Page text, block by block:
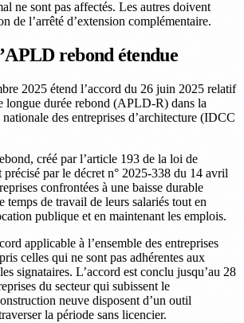
ne sont pas affectés. Les autres doivent
de l’arrêté d’extension complémentaire.
rebond étendue
2025 étend l’accord du 26 juin 2025 relatif
longue durée rebond (APLD-R) dans la
des entreprises d’architecture (IDCC
créé par l’article 193 de la loi de
par le décret n° 2025-338 du 14 avril
confrontées à une baisse durable
temps de travail de leurs salariés tout en
publique et en maintenant les emplois.
applicable à l’ensemble des entreprises
celles qui ne sont pas adhérentes aux
signataires. L’accord est conclu jusqu’au 28
du secteur qui subissent le
neuve disposent d’un outil
la période sans licencier.